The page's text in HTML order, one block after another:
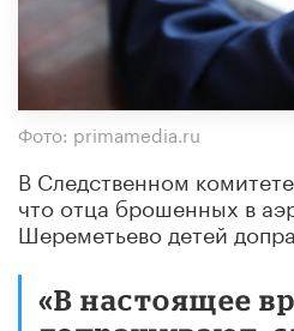
Фото: primamedia.ru
В Следственном
что отца брошенных в
Шереметьево детей
«В настоящее